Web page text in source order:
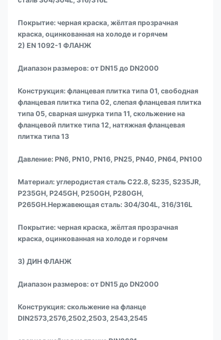
Покрытие: черная краска, жёлтая прозрачная
краска, оцинкованная на холоде и горячем
2) EN 1092-1 ФЛАНЖ
Диапазон размеров: от DN15 до DN2000
Конструкция: фланцевая плитка типа 01, свободная
фланцевая плитка типа 02, слепая фланцевая плитка
типа 05, сварная шнурка типа 11, скольжение на
фланцевой плитке типа 12, натяжная фланцевая
плитка типа 13
Давление: PN6, PN10, PN16, PN25, PN40, PN64, PN100
Материал: углеродистая сталь C22.8, S235, S235JR,
P235GH, P245GH, P250GH, P280GH,
P265GH.Нержавеющая сталь: 304/304L, 316/316L
Покрытие: черная краска, жёлтая прозрачная
краска, оцинкованная на холоде и горячем
3) ДИН ФЛАНЖ
Диапазон размеров: от DN15 до DN2000
Конструкция: скольжение на фланце
DIN2573,2576,2502,2503, 2543,2545